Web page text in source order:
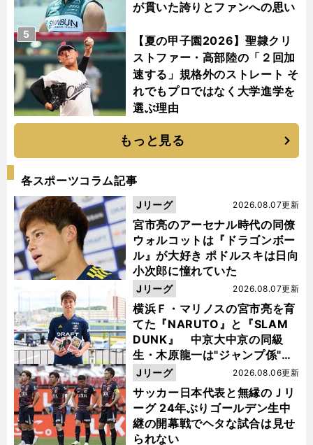
が貫いた誇りとファンへの思い
【夏の甲子園2026】聖隷クリ
ストファー・高部陸の「２回加
速する」規格外のストレート そ
れでもプロではなく大学進学を
選ぶ理由
5
もっと見る
各スポーツコラム記事
宮市亮のアーセナル時代の同僚
ウォルコットは『ドラゴンボー
ル』が大好き ポドルスキは日向
小次郎に憧れていた
2026.08.07更新
Jリーグ
横浜Ｆ・マリノスの宮市亮を育
てた『NARUTO』と『SLAM
DUNK』 中京大中京の同級
生・木原龍一は"ジャンプ係"だ
った
2026.08.07更新
Jリーグ
サッカー日本代表と無縁のＪリ
ーグ 24年ぶりゴールデン生中
継の開幕戦でヘタな試合は見せ
られない
2026.08.06更新
Jリーグ